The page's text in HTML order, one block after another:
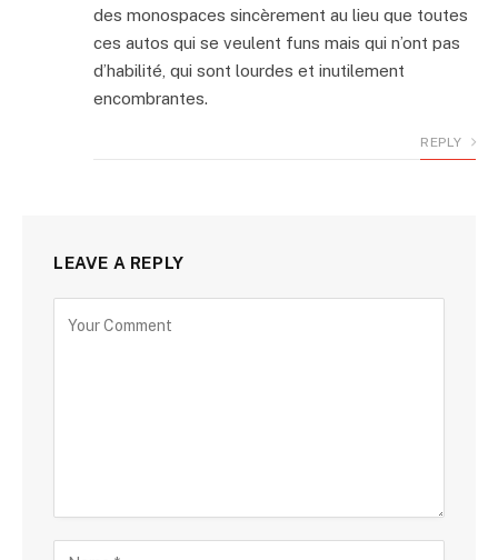
des monospaces sincèrement au lieu que toutes
ces autos qui se veulent funs mais qui n’ont pas
d’habilité, qui sont lourdes et inutilement
encombrantes.
REPLY
LEAVE A REPLY